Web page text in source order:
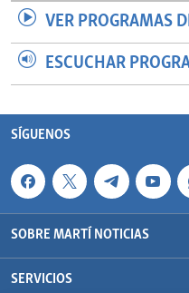
VER PROGRAMAS
ESCUCHAR
SÍGUENOS
SOBRE MARTÍ NOTICIAS
SERVICIOS